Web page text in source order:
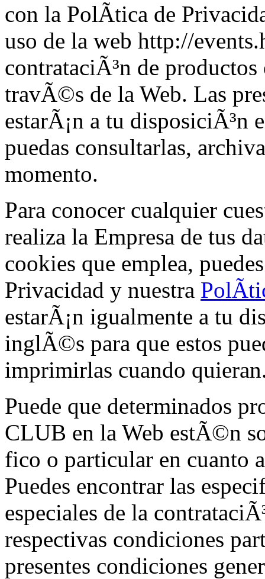
con la PolÃ­tica de
uso de la web http://
contrataciÃ³n de
travÃ©s de la Web. Las
estarÃ¡n a tu disposiciÃ³n
puedas consultarlas,
momento.
Para conocer cualquier
realiza la Empresa de tus
cookies que emplea,
Privacidad y nuestra
estarÃ¡n igualmente a tu
inglÃ©s para que estos
imprimirlas cuando
Puede que determinados
CLUB en la Web estÃ©n
fico o particular en cuanto
Puedes encontrar las
especiales de la
respectivas condiciones
presentes condiciones